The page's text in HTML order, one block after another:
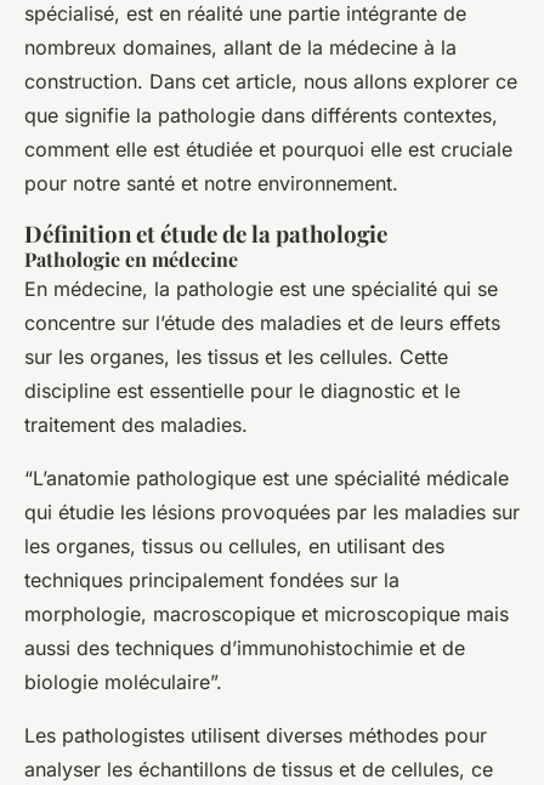
spécialisé, est en réalité une partie intégrante de
nombreux domaines, allant de la médecine à la
construction. Dans cet article, nous allons explorer ce
que signifie la pathologie dans différents contextes,
comment elle est étudiée et pourquoi elle est cruciale
pour notre santé et notre environnement.
Définition et étude de la pathologie
Pathologie en médecine
En médecine, la pathologie est une spécialité qui se
concentre sur l’étude des maladies et de leurs effets
sur les organes, les tissus et les cellules. Cette
discipline est essentielle pour le diagnostic et le
traitement des maladies.
“L’anatomie pathologique est une spécialité médicale
qui étudie les lésions provoquées par les maladies sur
les organes, tissus ou cellules, en utilisant des
techniques principalement fondées sur la
morphologie, macroscopique et microscopique mais
aussi des techniques d’immunohistochimie et de
biologie moléculaire”.
Les pathologistes utilisent diverses méthodes pour
analyser les échantillons de tissus et de cellules, ce